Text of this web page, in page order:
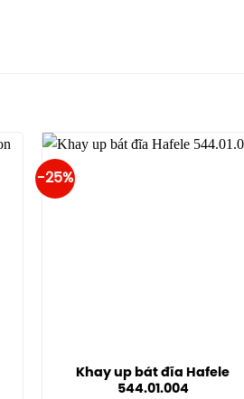
-25%
Khay up bát đĩa Hafele
544.01.004